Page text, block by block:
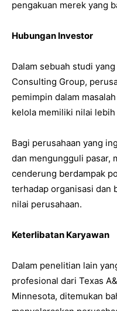
pengakuan merek yang
Hubungan Investor
Dalam sebuah studi
Consulting Group,
pemimpin dalam
kelola memiliki nilai
Bagi perusahaan yang
dan mengungguli pasar,
cenderung berdampak
terhadap organisasi dan
nilai perusahaan.
Keterlibatan Karyawan
Dalam penelitian lain
profesional dari Texas
Minnesota, ditemukan